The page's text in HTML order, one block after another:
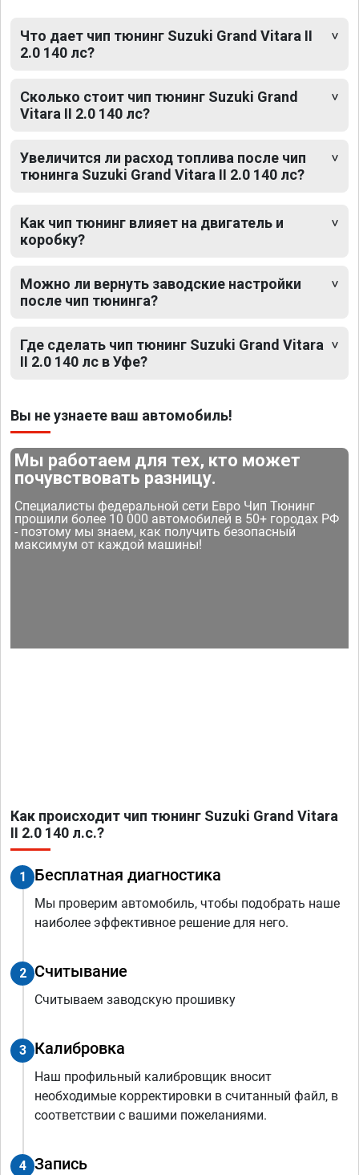
Что дает чип тюнинг Suzuki Grand Vitara II
2.0 140 лс?
Сколько стоит чип тюнинг Suzuki Grand
Vitara II 2.0 140 лс?
Увеличится ли расход топлива после чип
тюнинга Suzuki Grand Vitara II 2.0 140 лс?
Как чип тюнинг влияет на двигатель и
коробку?
Можно ли вернуть заводские настройки
после чип тюнинга?
Где сделать чип тюнинг Suzuki Grand Vitara
II 2.0 140 лс в Уфе?
Вы не узнаете ваш автомобиль!
Мы работаем для тех, кто может
почувствовать разницу.
Специалисты федеральной сети Евро Чип Тюнинг
прошили более 10 000 автомобилей в 50+ городах РФ
- поэтому мы знаем, как получить безопасный
максимум от каждой машины!
Как происходит чип тюнинг Suzuki Grand Vitara
II 2.0 140 л.с.?
1 Бесплатная диагностика
Мы проверим автомобиль, чтобы подобрать наше
наиболее эффективное решение для него.
2 Считывание
Считываем заводскую прошивку
3 Калибровка
Наш профильный калибровщик вносит
необходимые корректировки в считанный файл, в
соответствии с вашими пожеланиями.
4 Запись